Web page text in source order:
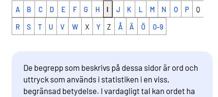
A B C D E F G H I J K L M N O P Q
R S T U V W X Y Z Å Ä Ö 0-9
De begrepp som beskrivs på dessa sidor är ord och
uttryck som används i statistiken i en viss,
begränsad betydelse. I vardagligt tal kan ordet ha